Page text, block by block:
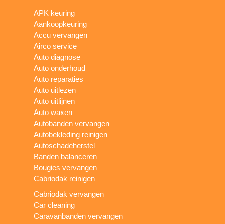
APK keuring
Aankoopkeuring
Accu vervangen
Airco service
Auto diagnose
Auto onderhoud
Auto reparaties
Auto uitlezen
Auto uitlijnen
Auto waxen
Autobanden vervangen
Autobekleding reinigen
Autoschadeherstel
Banden balanceren
Bougies vervangen
Cabriodak reinigen
Cabriodak vervangen
Car cleaning
Caravanbanden vervangen